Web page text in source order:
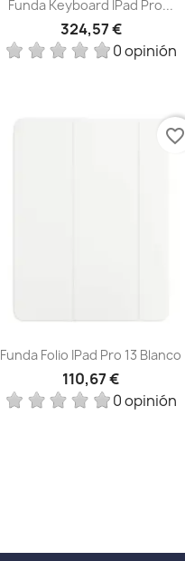
Funda Keyboard IPad Pro...
324,57 €
0 opinión
Vista rápida
Funda Folio IPad Pro 13 Blanco
110,67 €
0 opinión
favorite_border